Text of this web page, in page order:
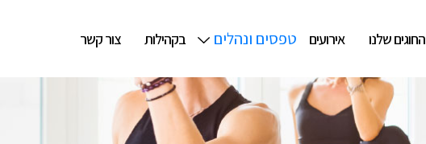
החוגים שלנו אירועים טפסים ונהלים בקהילות צור קשר